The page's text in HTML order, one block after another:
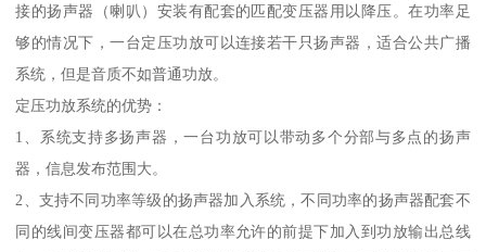
接的扬声器（喇叭）安装有配套的匹配变压器用以降压。在功率足
够的情况下，一台定压功放可以连接若干只扬声器，适合公共广播
系统，但是音质不如普通功放。
定压功放系统的优势：
1、系统支持多扬声器，一台功放可以带动多个分部与多点的扬声
器，信息发布范围大。
2、支持不同功率等级的扬声器加入系统，不同功率的扬声器配套不
同的线间变压器都可以在总功率允许的前提下加入到功放输出总线